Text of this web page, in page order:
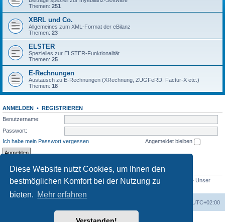
Diese Website nutzt Cookies, um Ihnen den
bestmöglichen Komfort bei der Nutzung zu
bieten. Mehr erfahren
Themen: 251
XBRL und Co.
Allgemeines zum XML-Format der eBilanz
Themen: 23
ELSTER
Spezielles zur ELSTER-Funktionalität
Themen: 25
E-Rechnungen
Austausch zu E-Rechnungen (XRechnung, ZUGFeRD, Factur-X etc.)
Themen: 18
ANMELDEN • REGISTRIEREN
Benutzername:
Passwort:
Ich habe mein Passwort vergessen
Angemeldet bleiben
STATISTIK
Beiträge insgesamt1560 • Themen insgesamt433 • Mitglieder insgesamt
• Unser
neuestes Mitglied:
UTC+02:00
Powered byphpBB® Forum Software © phpBB Limited